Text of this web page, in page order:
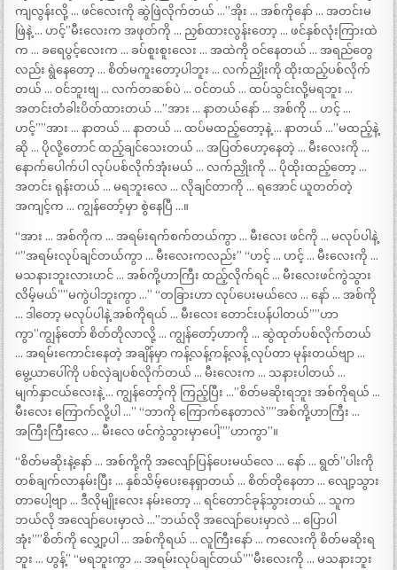
ကျလွန်းလို့ … ဖင်လေးကို ဆွဲဖြဲလိုက်တယ် …”အိုး … အစ်ကိုနော် … အတင်းမ
ဖြဲနဲ့ … ဟင့်”မီးလေးက အဖုတ်ကို … ညှစ်ထားလွန်းတော့ … ဖင်နှစ်လုံးကြားထဲ
က … ခရေပွင့်လေးက … ခပ်စူးစူးလေး … အထဲကို ဝင်နေတယ် … အရည်တွေ
လည်း ရွဲနေတော့ … စိတ်မကူးတော့ပါဘူး … လက်ညှိုးကို ထိုးထည့်ပစ်လိုက်
တယ် … ဝင်ဘူးဗျ … လက်တဆစ်ပဲ … ဝင်တယ် … ထပ်သွင်းလို့မရဘူး …
အတင်းတံခါးပိတ်ထားတယ် …”အား … နာတယ်နော် … အစ်ကို … ဟင့် …
ဟင့်””အား … နာတယ် … နာတယ် … ထပ်မထည့်တော့နဲ့ … နာတယ် …”မထည့်နဲ့
ဆို … ပိုလို့တောင် ထည့်ချင်သေးတယ် … အပြတ်ဟော့နေတဲ့ … မီးလေးကို …
နောက်ပေါက်ပါ လုပ်ပစ်လိုက်အုံးမယ် … လက်ညှိုးကို … ပိုထိုးထည့်တော့ …
အတင်း ရုန်းတယ် … မရဘူးလေ … လိုချင်တာကို … ရအောင် ယူတတ်တဲ့
အကျင့်က … ကျွန်တော့်မှာ စွဲနေပြီ …။
“အား … အစ်ကိုက … အရမ်းရက်စက်တယ်ကွာ … မီးလေး ဖင်ကို … မလုပ်ပါနဲ့
“”အရမ်းလုပ်ချင်တယ်ကွာ … မီးလေးကလည်း” “ဟင့် … ဟင့် … မီးလေးကို …
မသနားဘူးလားဟင် … အစ်ကို့ဟာကြီး ထည့်လိုက်ရင် … မီးလေးဖင်ကွဲသွား
လိမ့်မယ်””မကွဲပါဘူးကွာ …” “တခြားဟာ လုပ်ပေးမယ်လေ … နော် … အစ်ကို
… ဒါတော့ မလုပ်ပါနဲ့ အစ်ကိုရယ် … မီးလေး တောင်းပန်ပါတယ်””ဟာ
ကွာ”ကျွန်တော် စိတ်တိုလာလို့ … ကျွန်တော့်ဟာကို … ဆွဲထုတ်ပစ်လိုက်တယ်
… အရမ်းကောင်းနေတဲ့ အချိန်မှာ ကန့်လန့်ကန့်လန့် လုပ်တာ မုန်းတယ်ဗျာ …
မွေ့ယာပေါ်ကို ပစ်လှဲချပစ်လိုက်တယ် … မီးလေးက … သနားပါတယ် …
မျက်နှာငယ်လေးနဲ့ … ကျွန်တော့်ကို ကြည့်ပြီး …”စိတ်မဆိုးရဘူး အစ်ကိုရယ် …
မီးလေး ကြောက်လို့ပါ …” “ဘာကို ကြောက်နေတာလဲ””အစ်ကို့ဟာကြီး …
အကြီးကြီးလေ … မီးလေ ဖင်ကွဲသွားမှာပေါ့””ဟာကွာ”။
“စိတ်မဆိုးနဲ့နော် … အစ်ကို့ကို အလျော်ပြန်ပေးမယ်လေ … နော် … ရွတ်”ပါးကို
တစ်ချက်လာနမ်းပြီး … နှစ်သိမ့်ပေးနေရှာတယ် … စိတ်တိုနေတာ … လျော့သွား
တာပေါ့ဗျာ … ဒီလိုမျိုးလေး နမ်းတော့ … ရင်တောင်ခုန်သွားတယ် … သူက
ဘယ်လို အလျော်ပေးမှာလဲ …”ဘယ်လို အလျော်ပေးမှာလဲ … ပြောပါ
အုံး””စိတ်ကို လျှော့ပါ … အစ်ကိုရယ် … လူကြီးနော် … ကလေးကို စိတ်မဆိုးရ
ဘူး … ဟွန့်” “မရဘူးကွာ … အရမ်းလုပ်ချင်တယ်””မီးလေးကို … မသနားဘူး